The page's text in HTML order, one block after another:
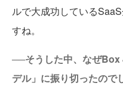
ルで大成功している
すね。
──そうした中、なぜ
デル」に振り切ったので